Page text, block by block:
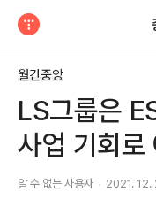
월간중앙
LS그룹은
사업 기회로
알 수 없는 사용자 2021. 12.